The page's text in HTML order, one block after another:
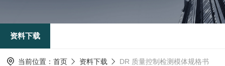
资料下载
当前位置： 首页 资料下载 DR 质量控制检测模体规格书